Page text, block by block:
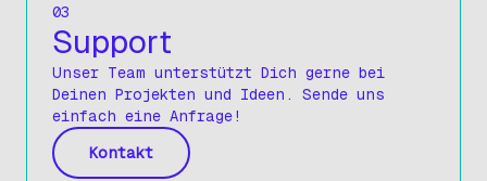
03
Support
Unser Team unterstützt Dich gerne bei
Deinen Projekten und Ideen. Sende uns
einfach eine Anfrage!
Kontakt